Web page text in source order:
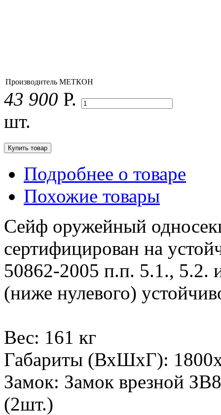
Производитель МЕТКОН
43 900 Р.
шт.
Подробнее о товаре
Похожие товары
Сейф оружейный
сертифицирован на
50862-2005 п.п. 5.1., 5.2.
(ниже нулевого)
Вес: 161 кг
Габариты (ВхШхГ):
Замок: Замок врезной
(2шт.)